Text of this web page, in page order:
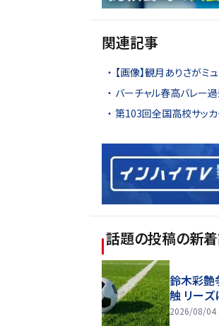
関連記事
【画像】観月ありさがミ
バーチャル春高バレー
第103回全国高校サッ
話題の投稿の新
鈴木彩艶
触 リー
2026/08/04